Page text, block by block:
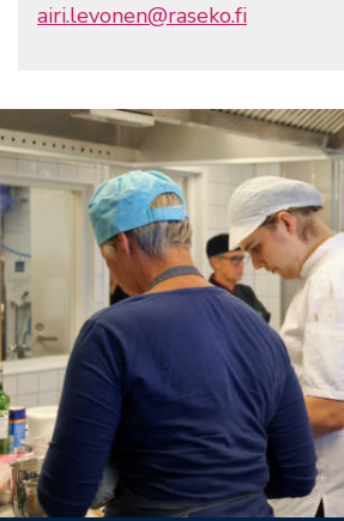
airi.levonen@raseko.fi